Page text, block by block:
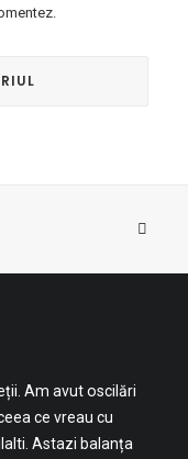
Am avut oscilări
ce vreau cu
Astazi balanța